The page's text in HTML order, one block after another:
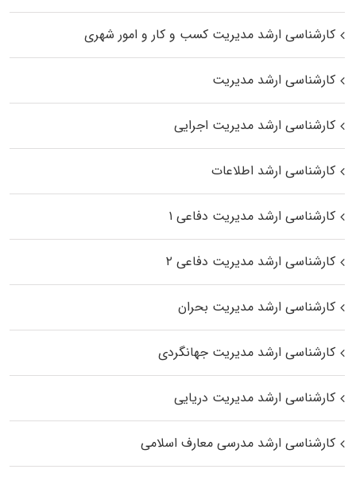
کارشناسی ارشد مدیریت کسب و کار و امور شهری
کارشناسی ارشد مدیریت
کارشناسی ارشد مدیریت اجرایی
کارشناسی ارشد اطلاعات
کارشناسی ارشد مدیریت دفاعی ۱
کارشناسی ارشد مدیریت دفاعی ۲
کارشناسی ارشد مدیریت بحران
کارشناسی ارشد مدیریت جهانگردی
کارشناسی ارشد مدیریت دریایی
کارشناسی ارشد مدرسی معارف اسلامی